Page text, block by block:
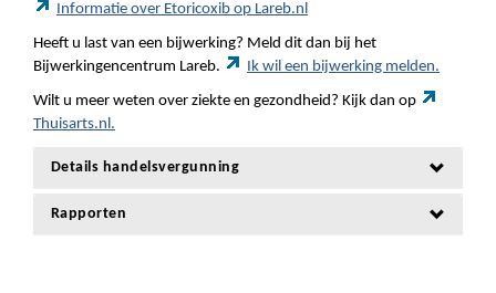
Informatie over Etoricoxib op Lareb.nl
Heeft u last van een bijwerking? Meld dit dan bij het
Bijwerkingencentrum Lareb.
Ik wil een bijwerking melden.
Wilt u meer weten over ziekte en gezondheid? Kijk dan op
Thuisarts.nl.
Details handelsvergunning
Rapporten